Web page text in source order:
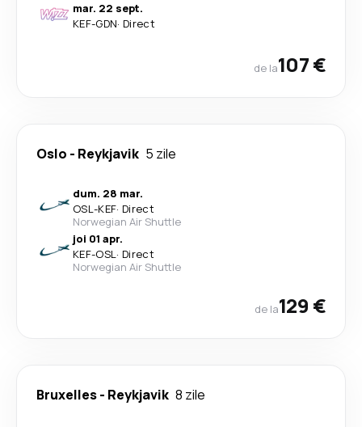
mar. 22 sept.
KEF-GDN· Direct
de la107 €
Oslo - Reykjavik 5 zile
dum. 28 mar.
OSL-KEF· Direct
Norwegian Air Shuttle
joi 01 apr.
KEF-OSL· Direct
Norwegian Air Shuttle
de la129 €
Bruxelles- Reykjavik 8 zile